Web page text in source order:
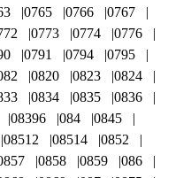
0765 0766
0767
0773 0774
0776
0791 0794
0795
0820 0823
0824
0834 0835
0836
08396 084
0845
08512 08514
0852
0858 0859
086